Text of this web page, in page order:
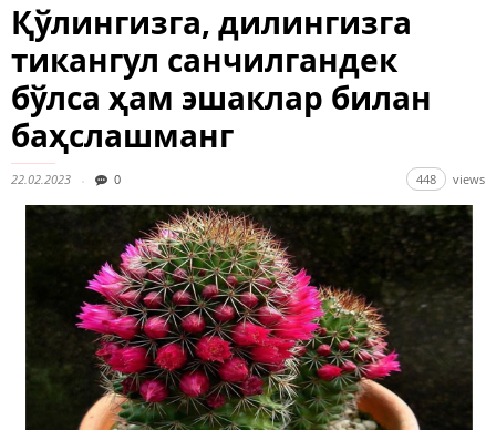
Қўлингизга, дилингизга
тикангул санчилгандек
бўлса ҳам эшаклар билан
баҳслашманг
22.02.2023 0 448 views